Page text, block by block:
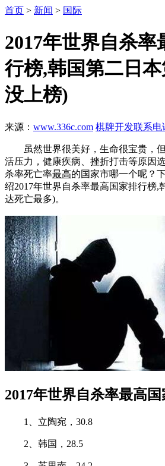
首页 > 新闻 > 国际
2017年世界自杀率
行榜,韩国第二日
没上榜)
来源： www.336c.com 棋牌开发联系电
虽然世界很美好，生命很宝贵，但
活压力，健康疾病、挫折打击等原因
杀率死亡率最高的国家市哪一个呢？
绍2017年世界自杀率最高国家排行榜,
达死亡最多)。
2017年世界自杀率最高
1、立陶宛，30.8
2、韩国，28.5